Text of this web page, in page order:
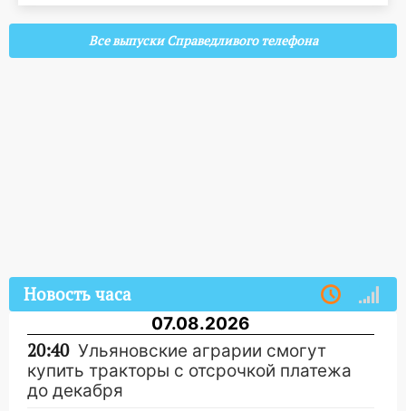
Все выпуски Справедливого телефона
Новость часа
07.08.2026
20:40 Ульяновские аграрии смогут
купить тракторы с отсрочкой платежа
до декабря